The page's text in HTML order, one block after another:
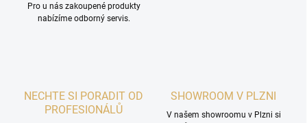
Pro u nás zakoupené produkty
nabízíme odborný servis.
NECHTE SI PORADIT OD
PROFESIONÁLŮ
SHOWROOM V PLZNI
V našem showroomu v Plzni si